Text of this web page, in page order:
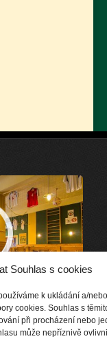
Souhlas s cookies
k ukládání a/
cookies. Souhlas s
při procházení nebo
může nepříznivě